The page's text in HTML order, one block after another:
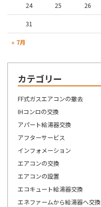
« 7月
24 25 26
31
カテゴリー
FF式ガスエアコンの撤去
IHコンロの交換
アパート給湯器交換
アフターサービス
インフォメーション
エアコンの交換
エアコンの設置
エコキュート給湯器交換
エネファームから給湯器へ交換